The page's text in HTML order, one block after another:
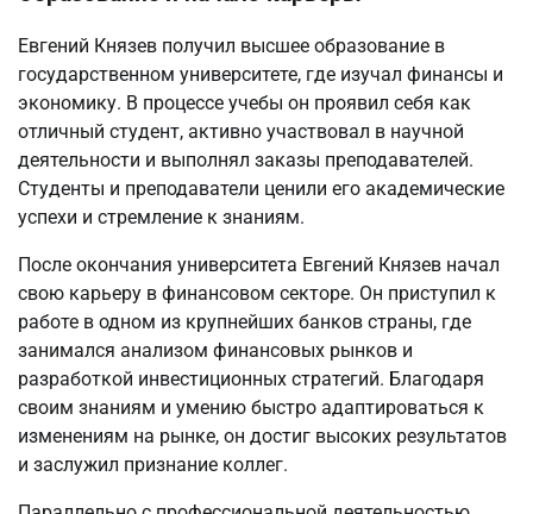
Евгений Князев получил высшее образование в
государственном университете, где изучал финансы и
экономику. В процессе учебы он проявил себя как
отличный студент, активно участвовал в научной
деятельности и выполнял заказы преподавателей.
Студенты и преподаватели ценили его академические
успехи и стремление к знаниям.
После окончания университета Евгений Князев начал
свою карьеру в финансовом секторе. Он приступил к
работе в одном из крупнейших банков страны, где
занимался анализом финансовых рынков и
разработкой инвестиционных стратегий. Благодаря
своим знаниям и умению быстро адаптироваться к
изменениям на рынке, он достиг высоких результатов
и заслужил признание коллег.